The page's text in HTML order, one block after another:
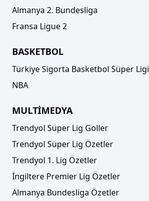
Almanya 2. Bundesliga
Fransa Ligue 2
BASKETBOL
Türkiye Sigorta Basketbol Süper Ligi
NBA
MULTİMEDYA
Trendyol Süper Lig Goller
Trendyol Süper Lig Özetler
Trendyol 1. Lig Özetler
İngiltere Premier Lig Özetler
Almanya Bundesliga Özetler